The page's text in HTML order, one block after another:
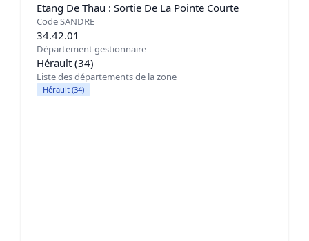
Etang De Thau : Sortie De La Pointe Courte
Code SANDRE
34.42.01
Département gestionnaire
Hérault (34)
Liste des départements de la zone
Hérault (34)